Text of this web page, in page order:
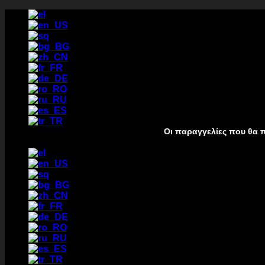
përmbajtja
Οι παραγγελίες που θα